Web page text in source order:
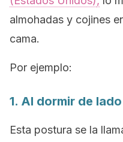
almohadas y cojines
cama.
Por ejemplo:
1. Al dormir de lado
Esta postura se la